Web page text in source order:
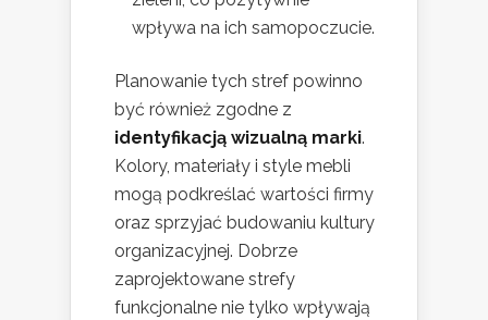
wpływa na ich samopoczucie.
Planowanie tych stref powinno
być również zgodne z
identyfikacją wizualną marki.
Kolory, materiały i style mebli
mogą podkreślać wartości firmy
oraz sprzyjać budowaniu kultury
organizacyjnej. Dobrze
zaprojektowane strefy
funkcjonalne nie tylko wpływają